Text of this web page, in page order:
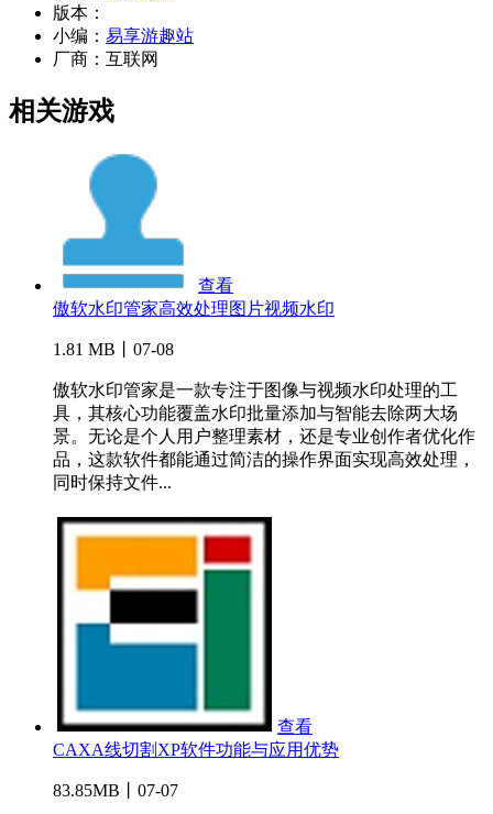
版本：
小编： 易享游趣站
厂商： 互联网
相关游戏
查看
傲软水印管家高效处理图片视频水印
1.81 MB丨07-08
傲软水印管家是一款专注于图像与视频水印处理的工
具，其核心功能覆盖水印批量添加与智能去除两大场
景。无论是个人用户整理素材，还是专业创作者优化作
品，这款软件都能通过简洁的操作界面实现高效处理，
同时保持文件...
查看
CAXA线切割XP软件功能与应用优势
83.85MB丨07-07